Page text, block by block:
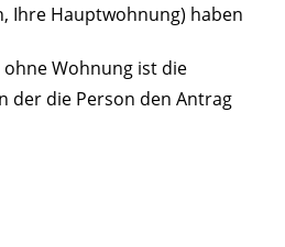
Ihre Hauptwohnung) haben
Wohnung ist die
der die Person den Antrag